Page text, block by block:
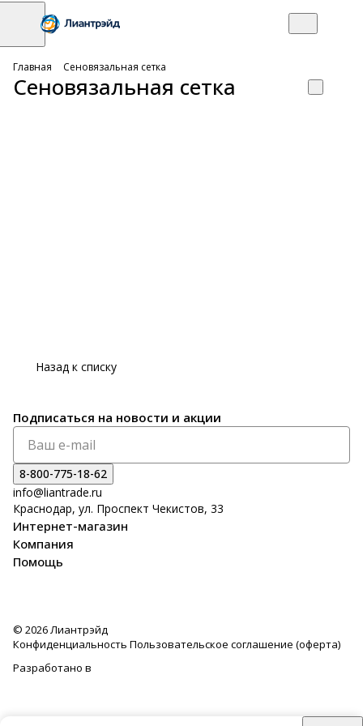
Главная Сеновязальная сетка
Сеновязальная сетка
Назад к списку
Подписаться на новости и акции
8-800-775-18-62
info@liantrade.ru
Краснодар, ул. Проспект Чекистов, 33
Интернет-магазин
Компания
Помощь
© 2026 Лиантрэйд
Конфиденциальность Пользовательское соглашение (оферта)
Разработано в